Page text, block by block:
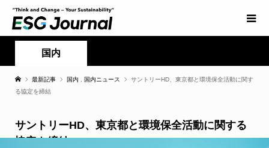
国内
最新記事 国内 国内ニュース
サントリーHD、東京都と環境保全活動に関す
る協定を締結
サントリーHD、東京都と環境保全活動に関する
協定を締結